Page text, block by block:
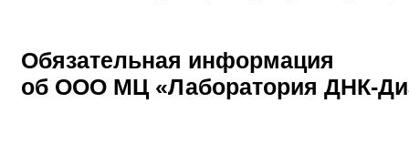
Обязательная информация
об ООО МЦ «Лаборатория ДНК-